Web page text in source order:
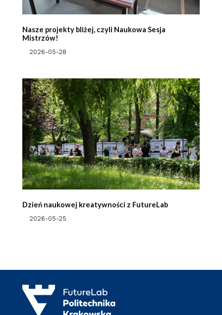
Nasze projekty bliżej, czyli Naukowa Sesja
Mistrzów!
2026-05-28
Dzień naukowej kreatywności z FutureLab
2026-05-25